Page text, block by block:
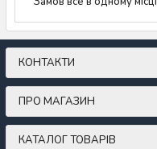
КОНТАКТИ
ПРО МАГАЗИН
КАТАЛОГ ТОВАРІВ